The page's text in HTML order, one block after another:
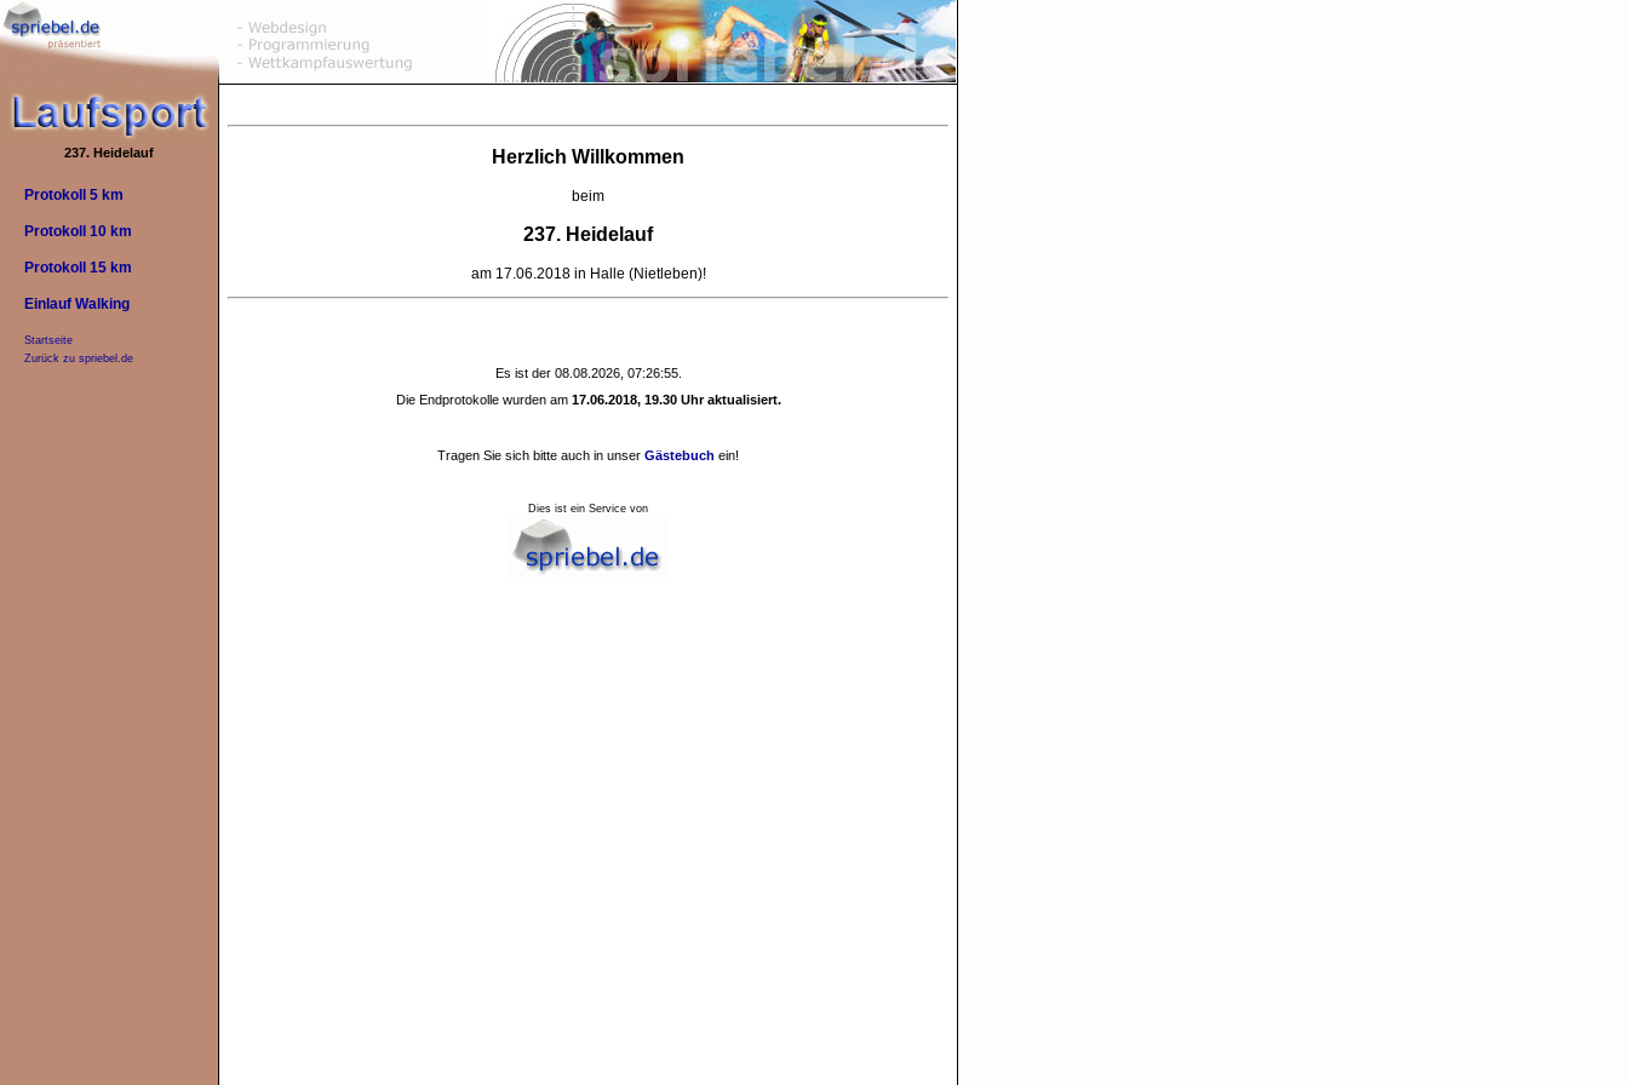
237. Heidelauf
Protokoll 5 km
Protokoll 10 km
Protokoll 15 km
Einlauf Walking
Startseite
Zurück zu spriebel.de
Herzlich Willkommen
beim
237. Heidelauf
am 17.06.2018 in Halle (Nietleben)!
Es ist der 08.08.2026, 07:26:55.
Die Endprotokolle wurden am 17.06.2018, 19.30 Uhraktualisiert.
Tragen Sie sich bitte auch in unser Gästebuch ein!
Dies ist ein Service von